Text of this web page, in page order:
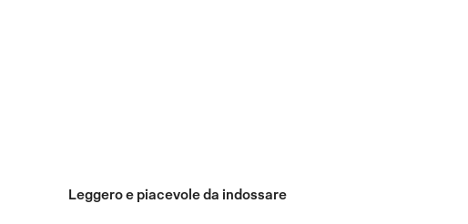
Leggero e piacevole da indossare